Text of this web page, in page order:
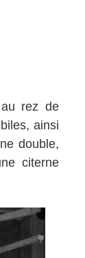
au rez de
ainsi
double,
citerne